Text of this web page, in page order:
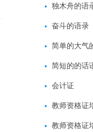
独木舟的语
奋斗的语录
简单的大气
简短的的话
会计证
教师资格证
教师资格证